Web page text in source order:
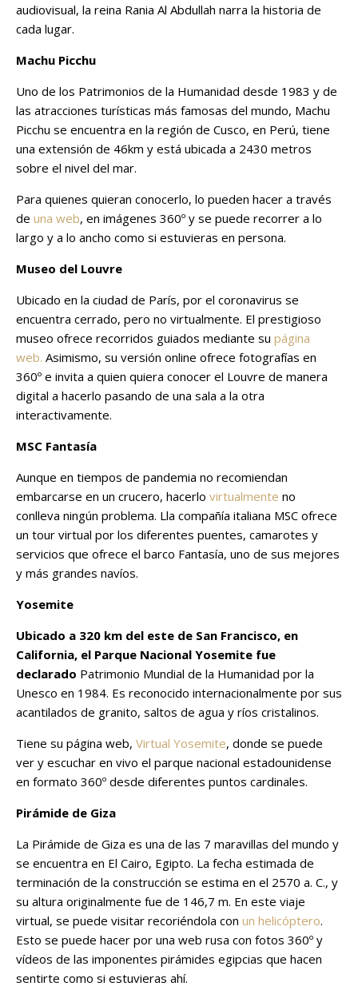
audiovisual, la reina Rania Al Abdullah narra la historia de
cada lugar.
Machu Picchu
Uno de los Patrimonios de la Humanidad desde 1983 y de
las atracciones turísticas más famosas del mundo, Machu
Picchu se encuentra en la región de Cusco, en Perú, tiene
una extensión de 46km y está ubicada a 2430 metros
sobre el nivel del mar.
Para quienes quieran conocerlo, lo pueden hacer a través
de una web, en imágenes 360º y se puede recorrer a lo
largo y a lo ancho como si estuvieras en persona.
Museo del Louvre
Ubicado en la ciudad de París, por el coronavirus se
encuentra cerrado, pero no virtualmente. El prestigioso
museo ofrece recorridos guiados mediante su página
web. Asimismo, su versión online ofrece fotografías en
360º e invita a quien quiera conocer el Louvre de manera
digital a hacerlo pasando de una sala a la otra
interactivamente.
MSC Fantasía
Aunque en tiempos de pandemia no recomiendan
embarcarse en un crucero, hacerlo virtualmente no
conlleva ningún problema. Lla compañía italiana MSC ofrece
un tour virtual por los diferentes puentes, camarotes y
servicios que ofrece el barco Fantasía, uno de sus mejores
y más grandes navíos.
Yosemite
Ubicado a 320 km del este de San Francisco, en
California, el Parque Nacional Yosemite fue
declarado Patrimonio Mundial de la Humanidad por la
Unesco en 1984. Es reconocido internacionalmente por sus
acantilados de granito, saltos de agua y ríos cristalinos.
Tiene su página web, Virtual Yosemite, donde se puede
ver y escuchar en vivo el parque nacional estadounidense
en formato 360º desde diferentes puntos cardinales.
Pirámide de Giza
La Pirámide de Giza es una de las 7 maravillas del mundo y
se encuentra en El Cairo, Egipto. La fecha estimada de
terminación de la construcción se estima en el 2570 a. C., y
su altura originalmente fue de 146,7 m. En este viaje
virtual, se puede visitar recoriéndola con un helicóptero.
Esto se puede hacer por una web rusa con fotos 360º y
vídeos de las imponentes pirámides egipcias que hacen
sentirte como si estuvieras ahí.